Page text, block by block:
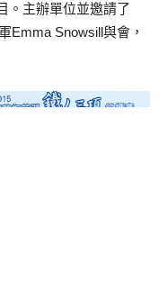
。主辦單位並邀請了
Emma Snowsill與會，